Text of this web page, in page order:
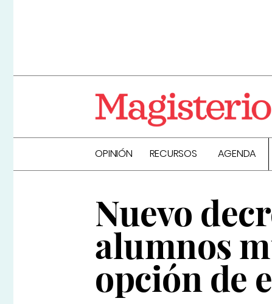
OPINIÓN RECURSOS AGENDA
Nuevo
alumnos
opción de